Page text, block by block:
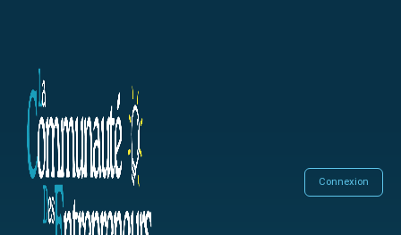
Connexion